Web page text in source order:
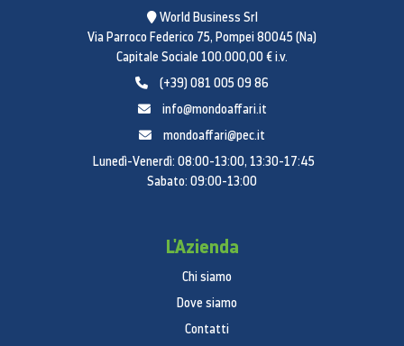
World Business Srl
Via Parroco Federico 75, Pompei 80045 (Na)
Capitale Sociale 100.000,00 € i.v.
(+39) 081 005 09 86
info@mondoaffari.it
mondoaffari@pec.it
Lunedì-Venerdì: 08:00-13:00, 13:30-17:45
Sabato: 09:00-13:00
L'Azienda
Chi siamo
Dove siamo
Contatti